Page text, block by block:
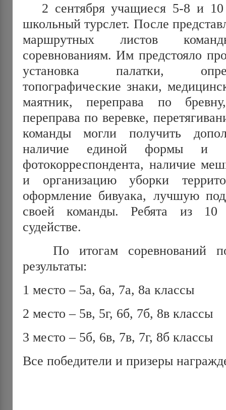
2 сентября учащиеся 5-8 и 10
школьный турслет. После
маршрутных листов
соревнованиям. Им предстояло
установка палатки,
топографические знаки,
маятник, переправа по
переправа по веревке,
команды могли получить
наличие единой формы и
фотокорреспондента, наличие
и организацию уборки
оформление бивуака, лучшую
своей команды. Ребята из 10
судействе.
По итогам соревнований
результаты:
1 место – 5а, 6а, 7а, 8а классы
2 место – 5в, 5г, 6б, 7б, 8в классы
3 место – 5б, 6в, 7в, 7г, 8б классы
Все победители и призеры